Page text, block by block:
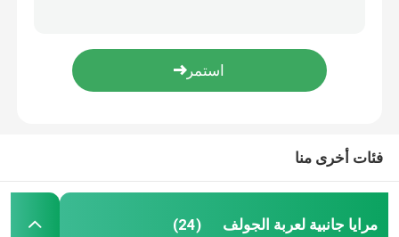
عربة جولف
طقم اضاءة لعربة الجولف
مجموعات رفع عربة الجولف
فئات أخرى منا
مرايا جانبية لعربة الجولف (24)